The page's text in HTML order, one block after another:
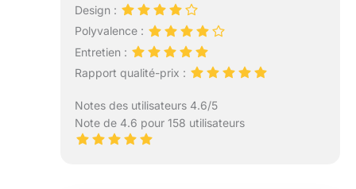
Design :
Polyvalence :
Entretien :
Rapport qualité-prix :
Notes des utilisateurs 4.6/5
Note de 4.6 pour 158 utilisateurs